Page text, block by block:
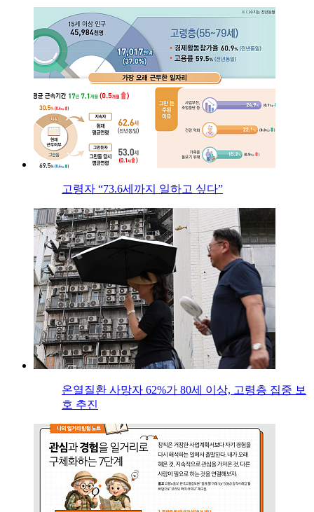
고령자 “73.6세까지 일하고 싶다”
온열질환 사망자 62%가 80세 이상, 고령층 집중 보
호 추진